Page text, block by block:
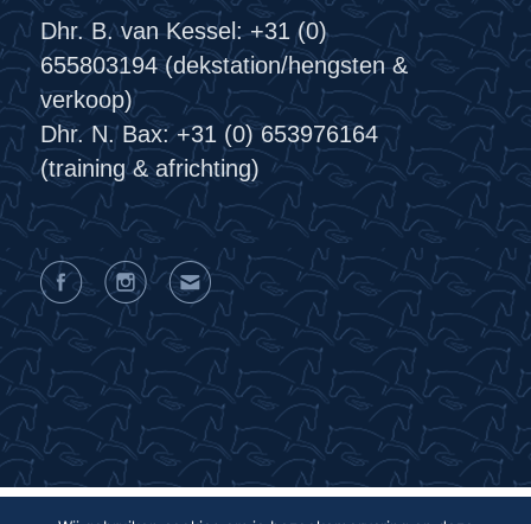
Dhr. B. van Kessel: +31 (0)
655803194 (dekstation/hengsten &
verkoop)
Dhr. N. Bax: +31 (0) 653976164
(training & africhting)